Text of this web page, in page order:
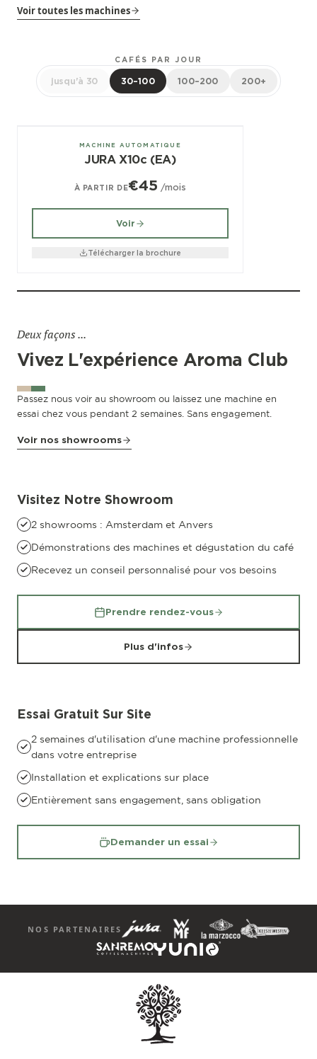
Voir toutes les machines
CAFÉS PAR JOUR
jusqu'à 30 30–100 100–200 200+
± 80/jourMACHINE AUTOMATIQUE
JURA X10c (EA)
À PARTIR DE€45 /mois
Voir
Télécharger la brochure
Deux façons ...
Vivez L'expérience Aroma Club
Passez nous voir au showroom ou laissez une machine en
essai chez vous pendant 2 semaines. Sans engagement.
Voir nos showrooms
Antwerpen
Visitez Notre Showroom
2 showrooms : Amsterdam et Anvers
Démonstrations des machines et dégustation du café
Recevez un conseil personnalisé pour vos besoins
Prendre rendez-vous
Plus d'infos
Essai Gratuit Sur Site
2 semaines d'utilisation d'une machine professionnelle
dans votre entreprise
Installation et explications sur place
Entièrement sans engagement, sans obligation
Demander un essai
NOS PARTENAIRES